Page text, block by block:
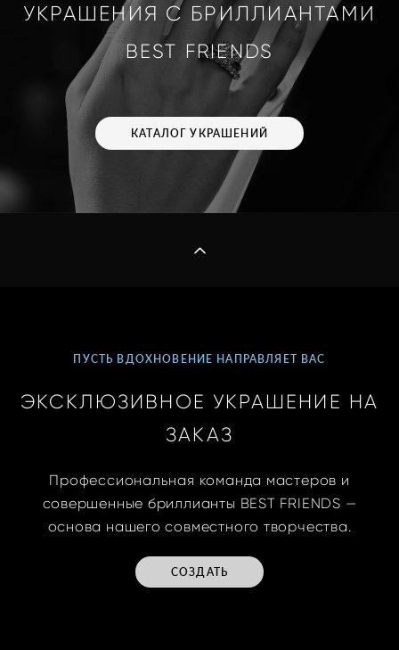
УКРАШЕНИЯ С БРИЛЛИАНТАМИ
BEST FRIENDS
КАТАЛОГ УКРАШЕНИЙ
ПУСТЬ ВДОХНОВЕНИЕ НАПРАВЛЯЕТ ВАС
ЭКСКЛЮЗИВНОЕ УКРАШЕНИЕ НА
ЗАКАЗ
Профессиональная команда мастеров и
совершенные бриллианты BEST FRIENDS —
основа нашего совместного творчества.
СОЗДАТЬ